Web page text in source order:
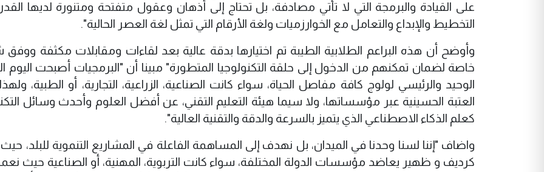
على القيادة والبرمجة التي لا تأتي مصادفة، بل تحتاج إلى أذهان وعقول متفتحة ومتنورة لديها
التخطيط والإبداع والتعامل مع الخوارزميات ولغة الأرقام التي تمثل لغة العصر الحالية".
وأوضح أن هذه البراعم الطلابية الطيبة تم اختيارها بدقة عالية بعد لقاءات ومقابلات مكثفة
خاصة لضمان تمكنهم من الدخول إلى حلقة التكنولوجيا المتطورة" مبينا أن "البرمجيات أصبحت اليوم
الوحيد والرئيسي لولوج كافة مفاصل الحياة، سواء كانت الصناعية، الزراعية، التجارية، أو الطبية،
العتبة الحسينية عبر مؤسساتها، ولا سيما هيئة التعليم التقني، عن أفضل العلوم وأحدث وسائل
كعلم الذكاء الاصطناعي الذي يتميز بالسرعة والدقة والتقنية العالية".
واضاف "إننا لسنا وحدنا في الميدان، بل نهدف إلى المساهمة الفاعلة في المشاريع التنموية للبلد،
كرديف و ظهير يعاضد مؤسسات الدولة المختلفة، سواء كانت التربوية، المهنية، أو الصناعية حيث